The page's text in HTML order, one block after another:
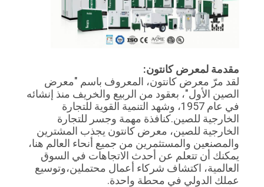
مقدمة لمعرض كانتون:
لقد مرّ معرض كانتون، المعروف باسم "معرض
الصين الأول"، بعقود من الربيع والخريف منذ إنشائه
في عام 1957، وشهد التنمية القوية للتجارة
الخارجية للصين.كنافذة مهمة وجسر للتجارة
الخارجية للصين، معرض كانتون يجذب المشترين
والمصنعين والمستثمرين من جميع أنحاء العالم هنا،
يمكنك أن تتعلم عن أحدث الاتجاهات في السوق
العالمية، اكتشاف شركاء أعمال محتملين،وتوسيع
عملك الدولي في محطة واحدة.